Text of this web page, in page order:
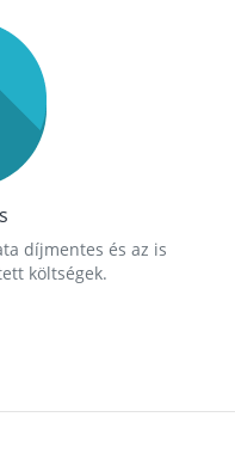
díjmentes és az is
költségek.